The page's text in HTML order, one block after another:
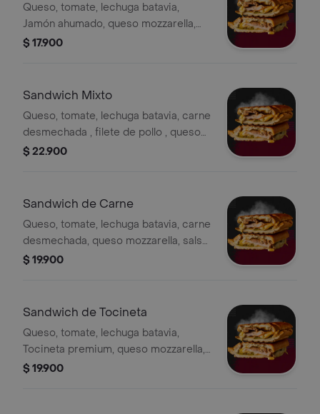
Queso, tomate, lechuga batavia,
Jamón ahumado, queso mozzarella,
salsa de ajo de la casa.
$ 17.900
Sandwich Mixto
Queso, tomate, lechuga batavia, carne
desmechada , filete de pollo , queso
mozzarella, salsa de ajo de la casa
$ 22.900
Sandwich de Carne
Queso, tomate, lechuga batavia, carne
desmechada, queso mozzarella, salsa
de ajo de la casa
$ 19.900
Sandwich de Tocineta
Queso, tomate, lechuga batavia,
Tocineta premium, queso mozzarella,
salsa de ajo de la casa
$ 19.900